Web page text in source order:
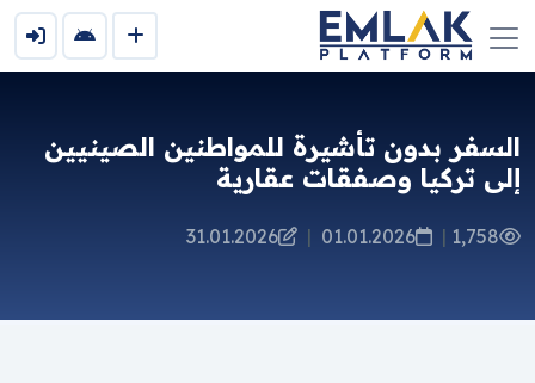
السفر بدون تأشيرة للمواطنين الصينيين
إلى تركيا وصفقات عقارية
1,758
|
01.01.2026
|
31.01.2026